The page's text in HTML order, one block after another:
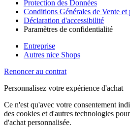
Protection des Données
Conditions Générales de Vente
Déclaration d'accessibilité
Paramètres de confidentialité
Entreprise
Autres nice Shops
Renoncer au contrat
Personnalisez votre expérience d'achat
Ce n'est qu'avec votre consentement
des cookies et d'autres technologies
d'achat personnalisée.